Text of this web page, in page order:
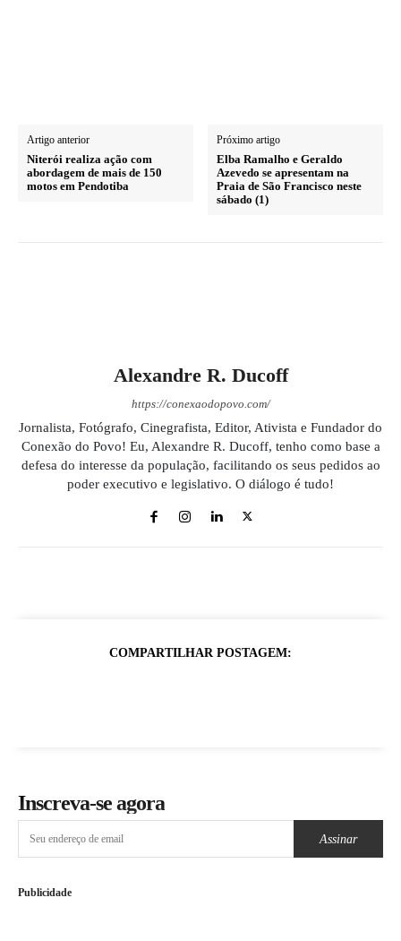
Artigo anterior
Niterói realiza ação com
abordagem de mais de 150
motos em Pendotiba
Próximo artigo
Elba Ramalho e Geraldo
Azevedo se apresentam na
Praia de São Francisco neste
sábado (1)
Alexandre R. Ducoff
https://conexaodopovo.com/
Jornalista, Fotógrafo, Cinegrafista, Editor, Ativista e Fundador do
Conexão do Povo! Eu, Alexandre R. Ducoff, tenho como base a
defesa do interesse da população, facilitando os seus pedidos ao
poder executivo e legislativo. O diálogo é tudo!
COMPARTILHAR POSTAGEM:
Inscreva-se agora
Assinar
Publicidade